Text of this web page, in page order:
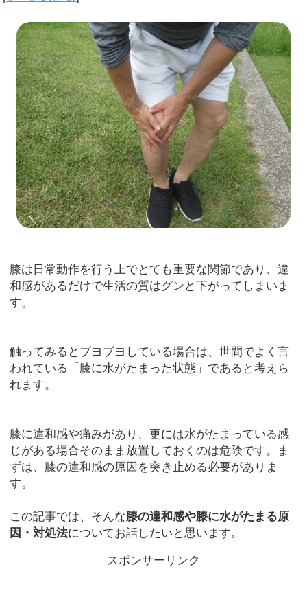
膝は日常動作を行う上でとても重要な関節であり、違
和感があるだけで生活の質はグンと下がってしまいま
す。
触ってみるとブヨブヨしている場合は、世間でよく言
われている「膝に水がたまった状態」であると考えら
れます。
膝に違和感や痛みがあり、更には水がたまっている感
じがある場合そのまま放置しておくのは危険です。ま
ずは、膝の違和感の原因を突き止める必要がありま
す。
この記事では、そんな膝の違和感や膝に水がたまる原
因・対処法についてお話したいと思います。
スポンサーリンク